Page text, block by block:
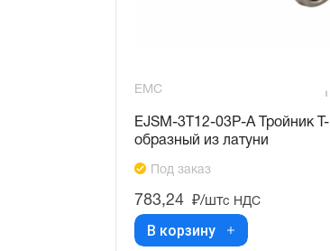
EMC
EJSM-3T12-03P-A Тройник Т-
образный из латуни
Под заказ
783,24 ₽/штс НДС
В корзину